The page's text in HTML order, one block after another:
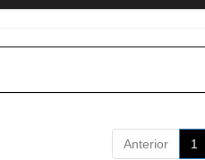
Anterior 1